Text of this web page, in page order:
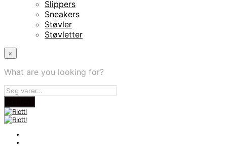
Slippers
Sneakers
Støvler
Støvletter
×
What are you looking for?